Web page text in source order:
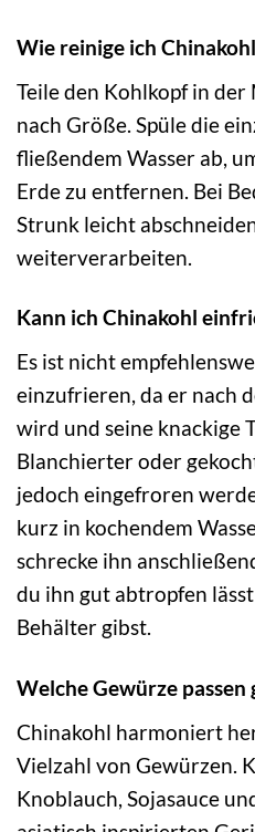
Wie reinige ich
Teile den Kohlkopf in
nach Größe. Spüle die
fließendem Wasser ab,
Erde zu entfernen. Bei
Strunk leicht
weiterverarbeiten.
Kann ich Chinakohl
Es ist nicht
einzufrieren, da er nach
wird und seine knackige
Blanchierter oder
jedoch eingefroren
kurz in kochendem
schrecke ihn
du ihn gut abtropfen
Behälter gibst.
Welche Gewürze passen
Chinakohl harmoniert
Vielzahl von Gewürzen.
Knoblauch, Sojasauce